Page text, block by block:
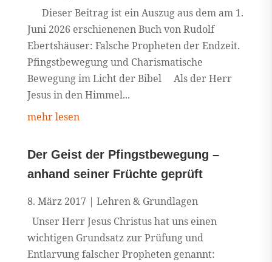
Dieser Beitrag ist ein Auszug aus dem am 1.
Juni 2026 erschienenen Buch von Rudolf
Ebertshäuser: Falsche Propheten der Endzeit.
Pfingstbewegung und Charismatische
Bewegung im Licht der Bibel Als der Herr
Jesus in den Himmel...
mehr lesen
Der Geist der Pfingstbewegung –
anhand seiner Früchte geprüft
8. März 2017 | Lehren & Grundlagen
Unser Herr Jesus Christus hat uns einen
wichtigen Grundsatz zur Prüfung und
Entlarvung falscher Propheten genannt: